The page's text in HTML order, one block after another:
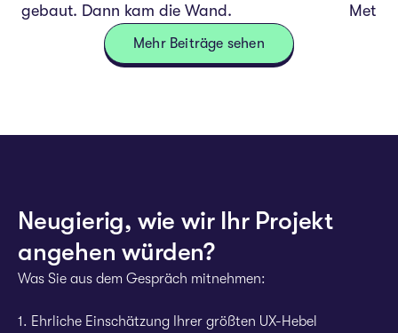
gebaut. Dann kam die Wand.
Mehr Beiträge sehen
Neugierig, wie wir Ihr Projekt
angehen würden?
Was Sie aus dem Gespräch mitnehmen:
1. Ehrliche Einschätzung Ihrer größten UX-Hebel